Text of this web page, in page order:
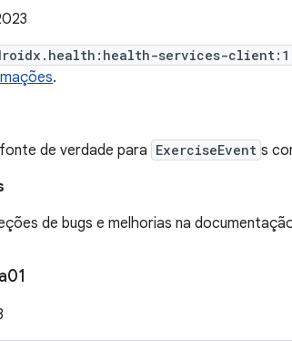
services-
.
de verdade para ExerciseEvent s
de bugs e melhorias na